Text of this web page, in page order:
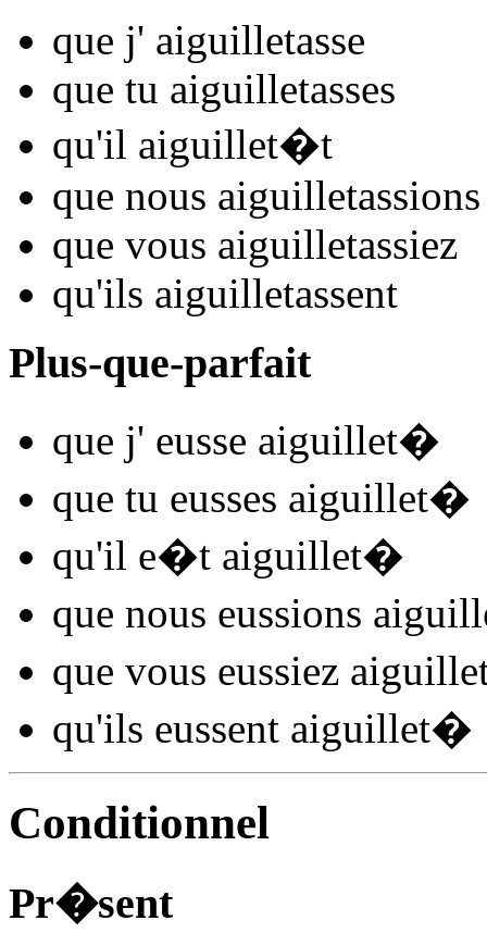
que j' aiguilletasse
que tu aiguilletasses
qu'il aiguillet�t
que nous aiguilletassions
que vous aiguilletassiez
qu'ils aiguilletassent
Plus-que-parfait
que j' eusse aiguillet�
que tu eusses aiguillet�
qu'il e�t aiguillet�
que nous eussions
que vous eussiez
qu'ils eussent aiguillet�
Conditionnel
Pr�sent